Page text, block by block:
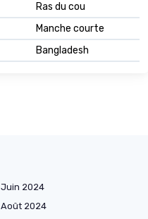
Ras du cou
Manche courte
Bangladesh
Juin 2024
Août 2024